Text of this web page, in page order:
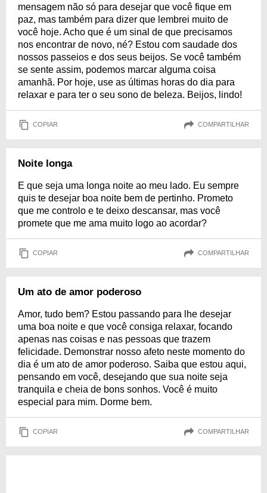
mensagem não só para desejar que você fique em
paz, mas também para dizer que lembrei muito de
você hoje. Acho que é um sinal de que precisamos
nos encontrar de novo, né? Estou com saudade dos
nossos passeios e dos seus beijos. Se você também
se sente assim, podemos marcar alguma coisa
amanhã. Por hoje, use as últimas horas do dia para
relaxar e para ter o seu sono de beleza. Beijos, lindo!
COPIAR COMPARTILHAR
Noite longa
E que seja uma longa noite ao meu lado. Eu sempre
quis te desejar boa noite bem de pertinho. Prometo
que me controlo e te deixo descansar, mas você
promete que me ama muito logo ao acordar?
COPIAR COMPARTILHAR
Um ato de amor poderoso
Amor, tudo bem? Estou passando para lhe desejar
uma boa noite e que você consiga relaxar, focando
apenas nas coisas e nas pessoas que trazem
felicidade. Demonstrar nosso afeto neste momento do
dia é um ato de amor poderoso. Saiba que estou aqui,
pensando em você, desejando que sua noite seja
tranquila e cheia de bons sonhos. Você é muito
especial para mim. Dorme bem.
COPIAR COMPARTILHAR